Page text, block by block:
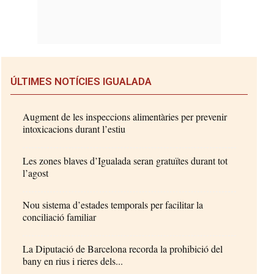
ÚLTIMES NOTÍCIES IGUALADA
Augment de les inspeccions alimentàries per prevenir
intoxicacions durant l’estiu
Les zones blaves d’Igualada seran gratuïtes durant tot
l’agost
Nou sistema d’estades temporals per facilitar la
conciliació familiar
La Diputació de Barcelona recorda la prohibició del
bany en rius i rieres dels...